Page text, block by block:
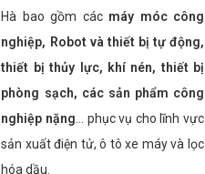
Hà bao gồm các máy móc công
nghiệp, Robot và thiết bị tự động,
thiết bị thủy lực, khí nén, thiết bị
phòng sạch, các sản phẩm công
nghiệp nặng … phục vụ cho lĩnh vực
sản xuất điện tử, ô tô xe máy và lọc
hóa dầu.